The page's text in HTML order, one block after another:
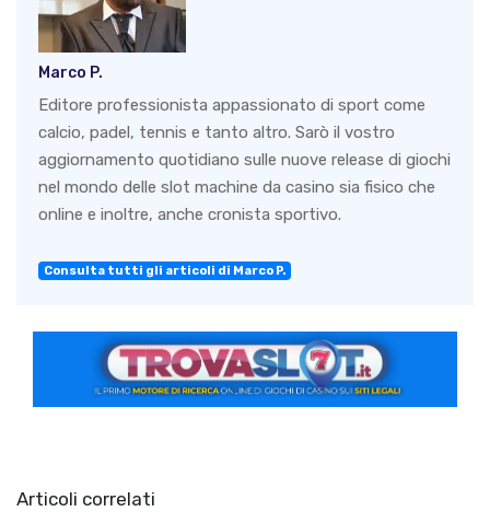
Marco P.
Editore professionista appassionato di sport come
calcio, padel, tennis e tanto altro. Sarò il vostro
aggiornamento quotidiano sulle nuove release di giochi
nel mondo delle slot machine da casino sia fisico che
online e inoltre, anche cronista sportivo.
Consulta tutti gli articoli di Marco P.
Articoli correlati